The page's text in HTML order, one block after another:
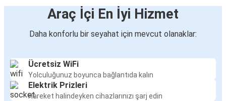
Araç İçi En İyi Hizmet
Daha konforlu bir seyahat için mevcut olanaklar:
Ücretsiz WiFi
Yolculuğunuz boyunca bağlantıda kalın
Elektrik Prizleri
Hareket halindeyken cihazlarınızı şarj edin